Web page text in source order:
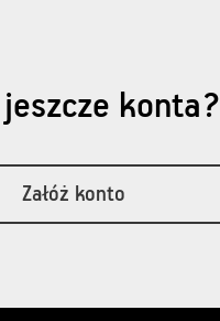
konta?
Załóż konto